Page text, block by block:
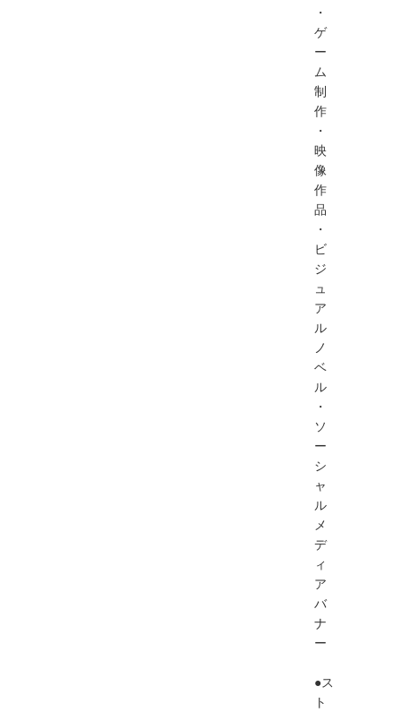
・
ゲ
ー
ム
制
作
・
映
像
作
品
・
ビ
ジ
ュ
ア
ル
ノ
ベ
ル
・
ソ
ー
シ
ャ
ル
メ
デ
ィ
ア
バ
ナ
ー
●ス
ト